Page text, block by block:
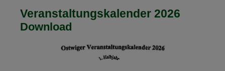
Veranstaltungskalender 2026
Download